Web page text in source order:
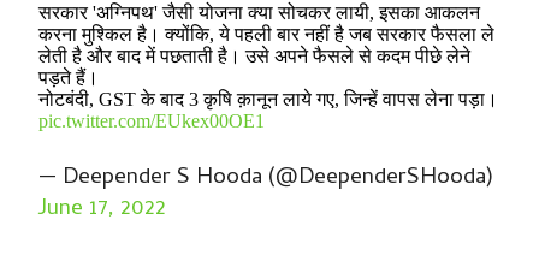
सरकार 'अग्निपथ' जैसी योजना क्या सोचकर लायी, इसका आकलन
करना मुश्किल है। क्योंकि, ये पहली बार नहीं है जब सरकार फैसला ले
लेती है और बाद में पछताती है। उसे अपने फैसले से कदम पीछे लेने
पड़ते हैं।
नोटबंदी, GST के बाद 3 कृषि क़ानून लाये गए, जिन्हें वापस लेना पड़ा।
pic.twitter.com/EUkex00OE1
— Deepender S Hooda (@DeependerSHooda)
June 17, 2022